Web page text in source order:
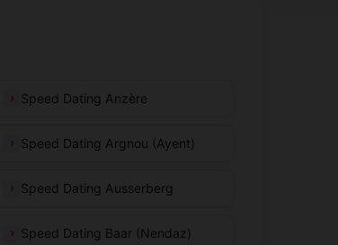
Speed Dating Anzère
Speed Dating Argnou (Ayent)
Speed Dating Ausserberg
Speed Dating Baar (Nendaz)